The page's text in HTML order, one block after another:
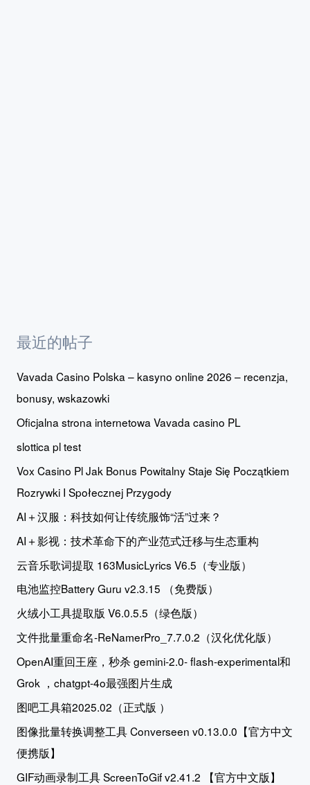
最近的帖子
Vavada Casino Polska – kasyno online 2026 – recenzja,
bonusy, wskazowki
Oficjalna strona internetowa Vavada casino PL
slottica pl test
Vox Casino Pl Jak Bonus Powitalny Staje Się Początkiem
Rozrywki I Społecznej Przygody
AI＋汉服：科技如何让传统服饰“活”过来？
AI＋影视：技术革命下的产业范式迁移与生态重构
云音乐歌词提取 163MusicLyrics V6.5（专业版）
电池监控Battery Guru v2.3.15 （免费版）
火绒小工具提取版 V6.0.5.5（绿色版）
文件批量重命名-ReNamerPro_7.7.0.2（汉化优化版）
OpenAI重回王座，秒杀 gemini-2.0- flash-experimental和
Grok ，chatgpt-4o最强图片生成
图吧工具箱2025.02（正式版 ）
图像批量转换调整工具 Converseen v0.13.0.0【官方中文
便携版】
GIF动画录制工具 ScreenToGif v2.41.2 【官方中文版】